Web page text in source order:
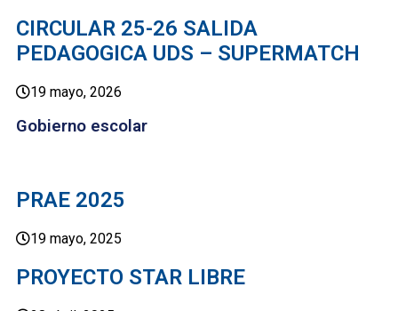
CIRCULAR 25-26 SALIDA
PEDAGOGICA UDS – SUPERMATCH
19 mayo, 2026
Gobierno escolar
PRAE 2025
19 mayo, 2025
PROYECTO STAR LIBRE